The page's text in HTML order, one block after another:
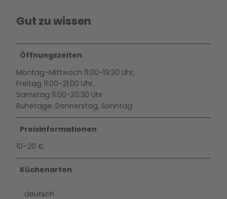
Gut zu wissen
Öffnungszeiten
Montag-Mittwoch 11:00-19:30 Uhr,
Freitag 11:00-21:00 Uhr,
Samstag 11:00-20:30 Uhr
Ruhetage: Donnerstag, Sonntag
Preisinformationen
10–20 €
Küchenarten
deutsch